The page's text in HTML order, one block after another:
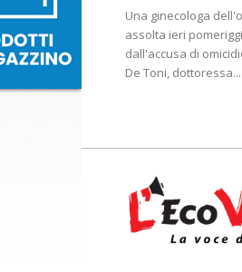
Una ginecologa
assolta ieri
dall'accusa di
De Toni, dottoressa...